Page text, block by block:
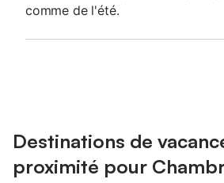
comme de l'été.
Destinations de
proximité pour